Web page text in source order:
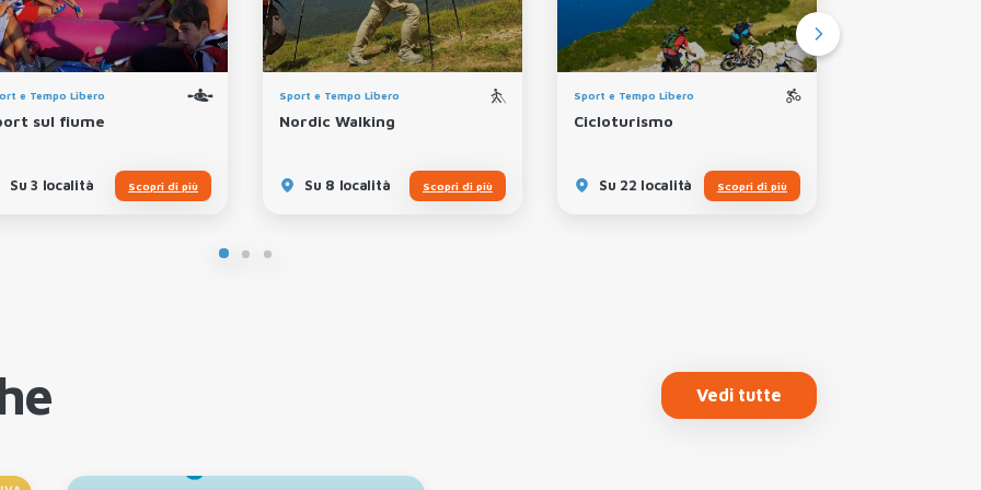
e Tempo Libero
sul fiume
Su 3 località Scopri di più
Sport e Tempo Libero
Nordic Walking
Su 8 località Scopri di più
Sport e Tempo Libero
Cicloturismo
Su 22 località Scopri di più
Vedi tutte